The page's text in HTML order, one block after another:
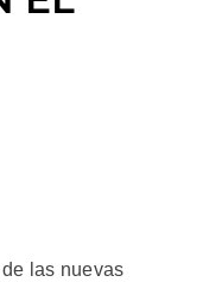
las nuevas